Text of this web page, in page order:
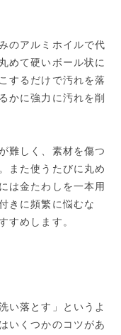
のアルミホイルで代
めて硬いボール状に
するだけで汚れを落
かに強力に汚れを削
難しく、素材を傷つ
また使うたびに丸め
は金たわしを一本用
きに頻繁に悩むな
すめします。
い落とす」というよ
いくつかのコツがあ